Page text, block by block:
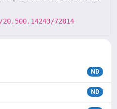
72814
ND
ND